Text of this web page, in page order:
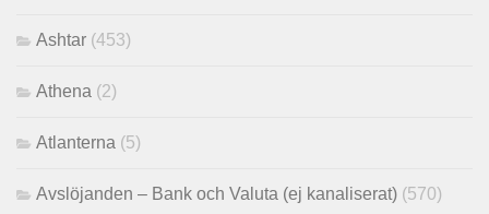
Ashtar (453)
Athena (2)
Atlanterna (5)
Avslöjanden – Bank och Valuta (ej kanaliserat) (570)